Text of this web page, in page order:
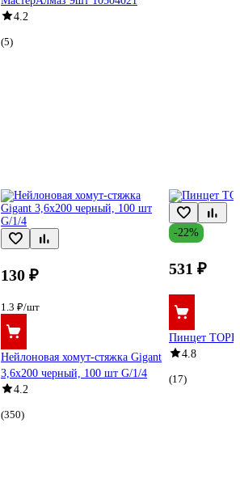
4.2
(5)
130 ₽
1.3 ₽/шт
Нейлоновая хомут-стяжка Gigant
3,6х200 черный, 100 шт G/1/4
4.2
(350)
-22%
531 ₽
Пинцет
4.8
(17)